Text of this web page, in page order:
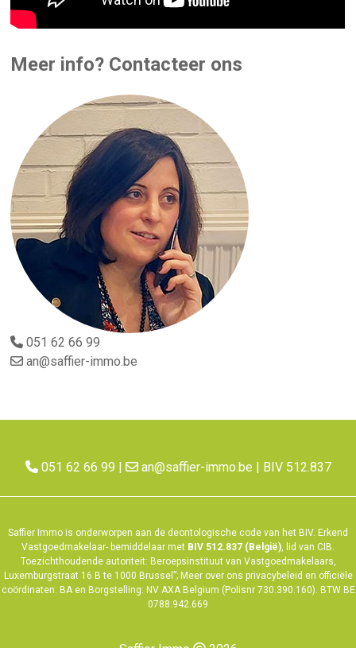
Meer info? Contacteer ons
051 62 66 99
an@saffier-immo.be
051 62 66 99 an@saffier-immo.be | BIV 512.837
Saffier Immo is onderworpen aan de deontologische code van het BIV. Erkend
Vastgoedmakelaar- bemiddelaar met BIV 512.837 (België), lid van CIB.
Toezichthoudende autoriteit: Beroepsinstituut van Vastgoedmakelaars,
Luxemburgstraat 16 B te 1000 Brussel”; Meer over ons privacybeleid en officiële
coördinaten. BA en Borgstelling: NV AXA Belgium (Polisnr 730.390.160). BTW BE
0788.942.669